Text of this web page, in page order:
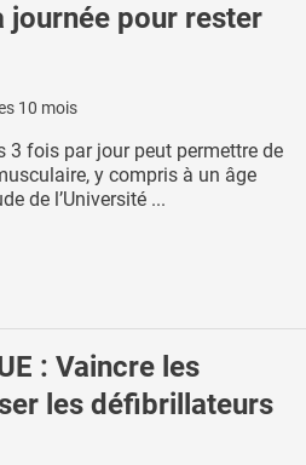
journée pour rester
10 mois
3 fois par jour peut permettre de
y compris à un âge
de l’Université ...
: Vaincre les
les défibrillateurs